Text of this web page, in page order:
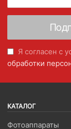
Я согласен с
обработки
КАТАЛОГ
Фотоаппараты